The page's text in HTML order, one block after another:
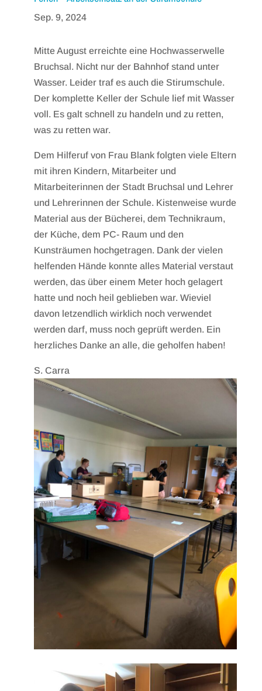
Sep. 9, 2024
Mitte August erreichte eine Hochwasserwelle
Bruchsal. Nicht nur der Bahnhof stand unter
Wasser. Leider traf es auch die Stirumschule.
Der komplette Keller der Schule lief mit Wasser
voll. Es galt schnell zu handeln und zu retten,
was zu retten war.
Dem Hilferuf von Frau Blank folgten viele Eltern
mit ihren Kindern, Mitarbeiter und
Mitarbeiterinnen der Stadt Bruchsal und Lehrer
und Lehrerinnen der Schule. Kistenweise wurde
Material aus der Bücherei, dem Technikraum,
der Küche, dem PC- Raum und den
Kunsträumen hochgetragen. Dank der vielen
helfenden Hände konnte alles Material verstaut
werden, das über einem Meter hoch gelagert
hatte und noch heil geblieben war. Wieviel
davon letzendlich wirklich noch verwendet
werden darf, muss noch geprüft werden. Ein
herzliches Danke an alle, die geholfen haben!
S. Carra